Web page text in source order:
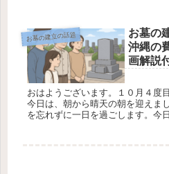
お墓の建立の話題
お墓の
沖縄の
画解説
おはようございます。１０月４度
今日は、朝から晴天の朝を迎えま
を忘れずに一日を過ごします。今